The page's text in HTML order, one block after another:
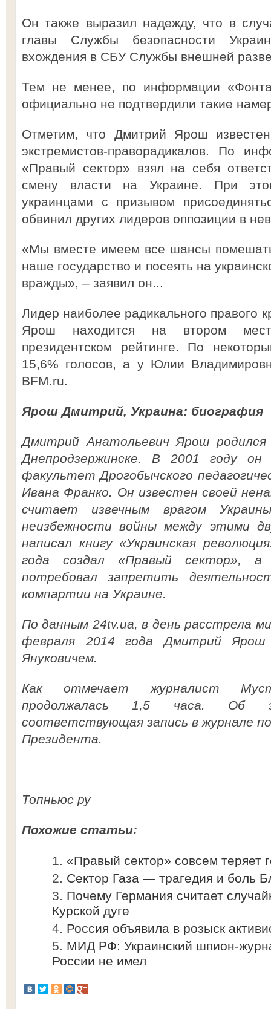
Он также выразил надежду, что в
главы Службы безопасности
вхождения в СБУ Службы внешней
Тем не менее, по информации
официально не подтвердили такие
Отметим, что Дмитрий Ярош
экстремистов-праворадикалов. По
«Правый сектор» взял на себя
смену власти на Украине. При
украинцами с призывом
обвинил других лидеров оппозиции в
«Мы вместе имеем все шансы
наше государство и посеять на
вражды», – заявил он...
Лидер наиболее радикального правого
Ярош находится на втором
президентском рейтинге. По
15,6% голосов, а у Юлии
BFM.ru.
Ярош Дмитрий, Украина: биография
Дмитрий Анатольевич Ярош
Днепродзержинске. В 2001 году он
факультет Дрогобычского
Ивана Франко. Он известен своей
считает извечным врагом
неизбежности войны между этими
написал книгу «Украинская
года создал «Правый сектор»,
потребовал запретить
компартии на Украине.
По данным 24tv.ua, в день расстрела
февраля 2014 года Дмитрий Ярош
Януковичем.
Как отмечает журналист
продолжалась 1,5 часа. Об
соответствующая запись в журнале
Президента.
Топньюс ру
Похожие статьи:
«Правый сектор» совсем теряет
Сектор Газа — трагедия и боль
Почему Германия считает
Курской дуге
Россия объявила в розыск
МИД РФ: Украинский шпион-
России не имел